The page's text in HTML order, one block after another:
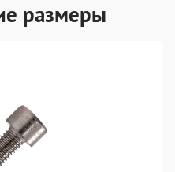
размеры